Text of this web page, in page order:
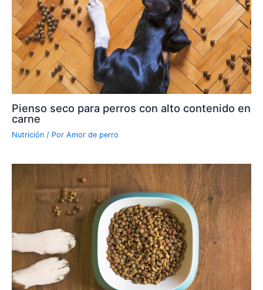
Pienso seco para perros con alto contenido en
carne
Nutrición / Por Amor de perro